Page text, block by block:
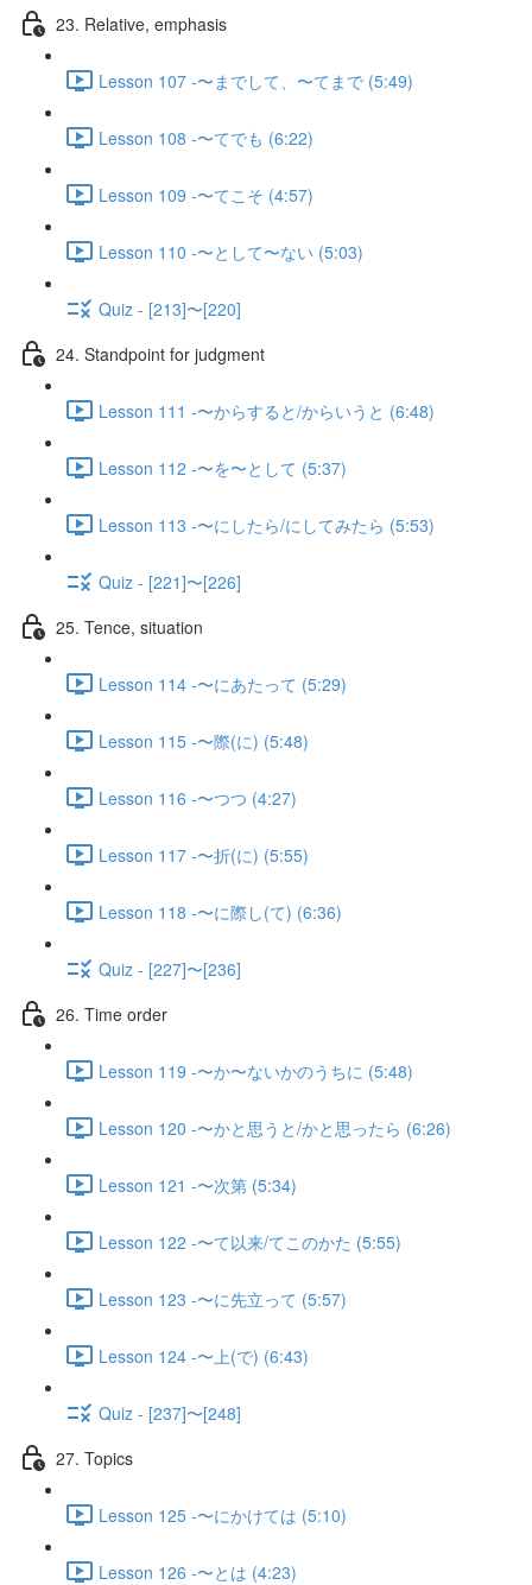
23. Relative, emphasis
Lesson 107 -〜までして、〜てまで (5:49)
Lesson 108 -〜てでも (6:22)
Lesson 109 -〜てこそ (4:57)
Lesson 110 -〜として〜ない (5:03)
Quiz - [213]〜[220]
24. Standpoint for judgment
Lesson 111 -〜からすると/からいうと (6:48)
Lesson 112 -〜を〜として (5:37)
Lesson 113 -〜にしたら/にしてみたら (5:53)
Quiz - [221]〜[226]
25. Tence, situation
Lesson 114 -〜にあたって (5:29)
Lesson 115 -〜際(に) (5:48)
Lesson 116 -〜つつ (4:27)
Lesson 117 -〜折(に) (5:55)
Lesson 118 -〜に際し(て) (6:36)
Quiz - [227]〜[236]
26. Time order
Lesson 119 -〜か〜ないかのうちに (5:48)
Lesson 120 -〜かと思うと/かと思ったら (6:26)
Lesson 121 -〜次第 (5:34)
Lesson 122 -〜て以来/てこのかた (5:55)
Lesson 123 -〜に先立って (5:57)
Lesson 124 -〜上(で) (6:43)
Quiz - [237]〜[248]
27. Topics
Lesson 125 -〜にかけては (5:10)
Lesson 126 -〜とは (4:23)